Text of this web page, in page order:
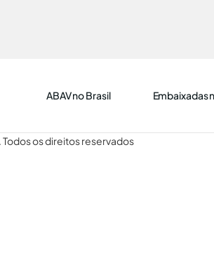
ABAV no Brasil Embaixadas
Todos os direitos reservados